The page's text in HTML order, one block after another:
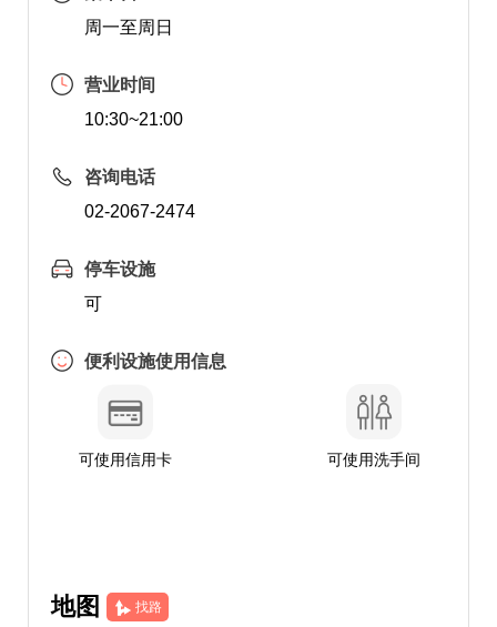
周一至周日
营业时间
10:30~21:00
咨询电话
02-2067-2474
停车设施
可
便利设施使用信息
可使用信用卡 可使用洗手间
地图 找路